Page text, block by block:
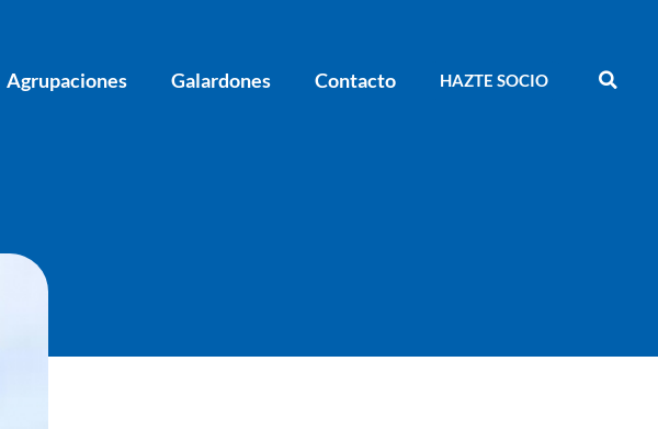
Agrupaciones Galardones Contacto HAZTE SOCIO